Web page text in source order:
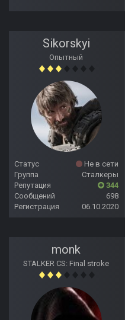
Sikorskyi
Опытный
Статус
Не в сети
Группа
Сталкеры
Репутация
344
Сообщений
698
Регистрация
06.10.2020
monk
STALKER CS: Final stroke